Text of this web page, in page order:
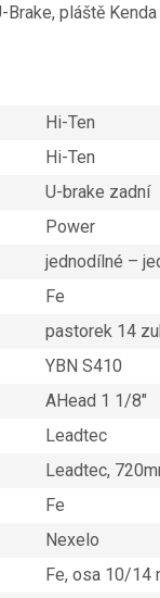
Brake, pláště Kenda
Hi-Ten
Hi-Ten
U-brake zadní
Power
jednodílné –
Fe
pastorek 14
YBN S410
AHead 1 1/8″
Leadtec
Leadtec,
Fe
Nexelo
Fe, osa 10/14